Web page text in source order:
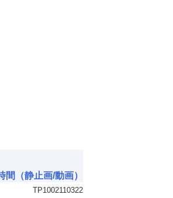
間（静止画/動画）
TP1002110322